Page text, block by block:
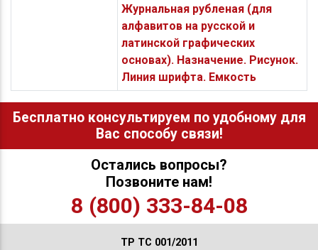
Журнальная рубленая (для
алфавитов на русской и
латинской графических
основах). Назначение. Рисунок.
Линия шрифта. Емкость
Бесплатно консультируем по удобному для
Вас способу связи!
Остались вопросы?
Позвоните нам!
8 (800) 333-84-08
ТР ТС 001/2011